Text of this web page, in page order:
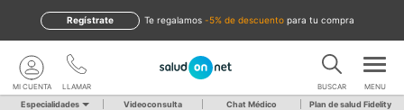
te regalamos -5% de descuento para tu compra
Regístrate
LLAMAR
MI CUENTA BUSCAR MENU
Especialidades Videoconsulta Chat Médico Plan de salud Fidelity